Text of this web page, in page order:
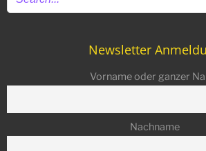
Newsletter
Vorname oder ganzer
Nachname